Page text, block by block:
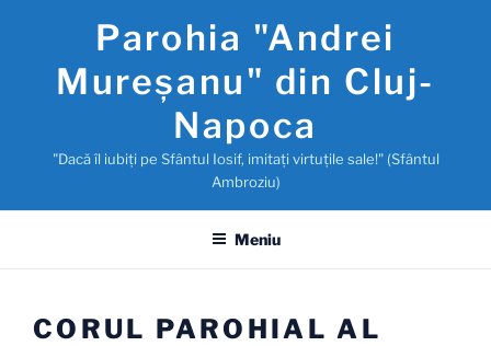
conținut
Parohia "Andrei
Mureşanu" din Cluj-
Napoca
"Dacă îl iubiţi pe Sfântul Iosif, imitaţi virtuţile sale!" (Sfântul
Ambroziu)
Meniu
CORUL PAROHIAL AL